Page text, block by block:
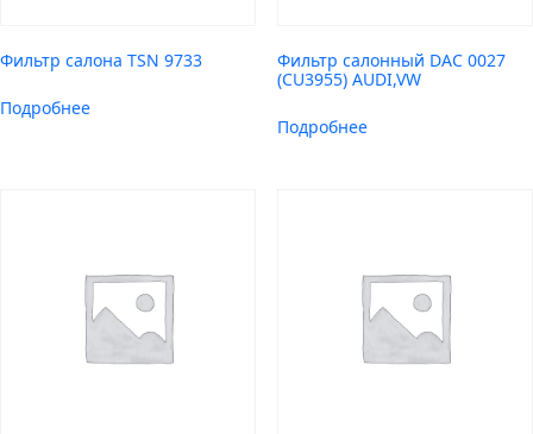
Фильтр салона TSN 9733
Подробнее
Фильтр салонный DAC 0027
(CU3955) AUDI,VW
Подробнее